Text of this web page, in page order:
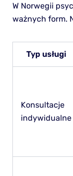
W Norwegii
ważnych form.
Typ usługi
Konsultacje
indywidualne